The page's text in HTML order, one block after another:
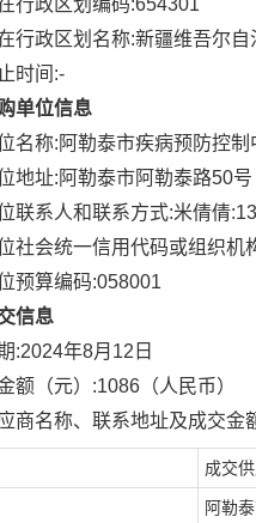
行政区划编码:654301
行政区划名称:新疆维吾尔自
时间:-
单位信息
名称: 阿勒泰市疾病预防控制
地址: 阿勒泰市阿勒泰路50号
联系人和联系方式:米倩倩
社会统一信用代码或组织机
预算编码:058001
信息
:2024年8月12日
额（元）:1086 （人民币）
商名称、联系地址及成交金
成交
阿勒